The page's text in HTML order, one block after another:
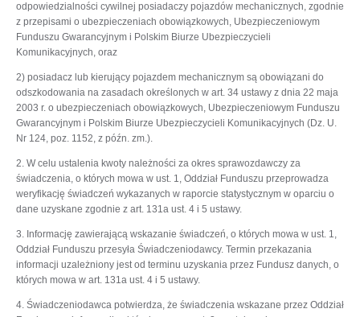
odpowiedzialności cywilnej posiadaczy pojazdów mechanicznych, zgodnie
z przepisami o ubezpieczeniach obowiązkowych, Ubezpieczeniowym
Funduszu Gwarancyjnym i Polskim Biurze Ubezpieczycieli
Komunikacyjnych, oraz
2) posiadacz lub kierujący pojazdem mechanicznym są obowiązani do
odszkodowania na zasadach określonych w art. 34 ustawy z dnia 22 maja
2003 r. o ubezpieczeniach obowiązkowych, Ubezpieczeniowym Funduszu
Gwarancyjnym i Polskim Biurze Ubezpieczycieli Komunikacyjnych (Dz. U.
Nr 124, poz. 1152, z późn. zm.).
2. W celu ustalenia kwoty należności za okres sprawozdawczy za
świadczenia, o których mowa w ust. 1, Oddział Funduszu przeprowadza
weryfikację świadczeń wykazanych w raporcie statystycznym w oparciu o
dane uzyskane zgodnie z art. 131a ust. 4 i 5 ustawy.
3. Informację zawierającą wskazanie świadczeń, o których mowa w ust. 1,
Oddział Funduszu przesyła Świadczeniodawcy. Termin przekazania
informacji uzależniony jest od terminu uzyskania przez Fundusz danych, o
których mowa w art. 131a ust. 4 i 5 ustawy.
4. Świadczeniodawca potwierdza, że świadczenia wskazane przez Oddział